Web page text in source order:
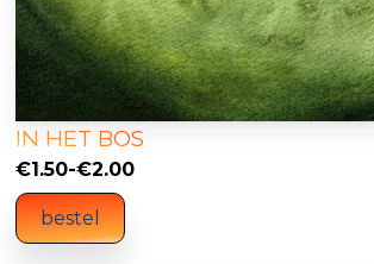
IN HET BOS
€1.50-€2.00
Prijsklasse:
€1.50
tot
€2.00
bestel